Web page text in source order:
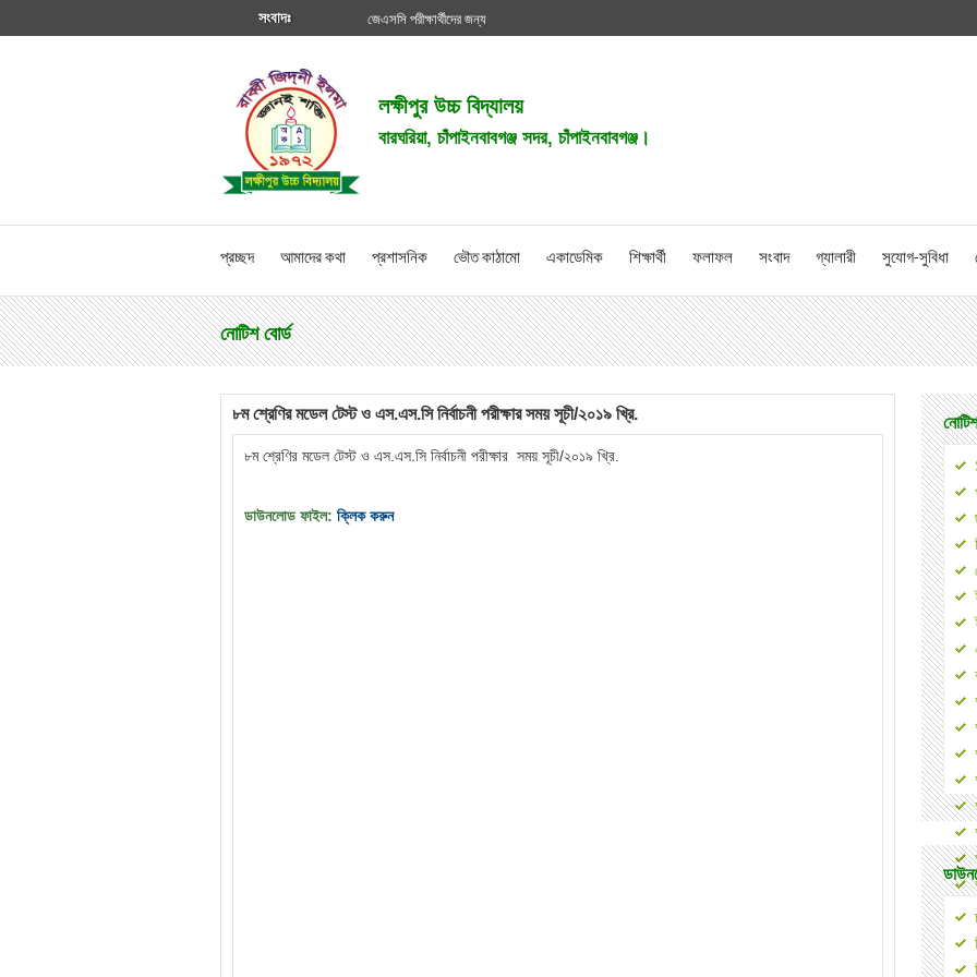
সংবাদঃ জেএসসি পরীক্ষার্থীদের জন্য
লক্ষীপুর উচ্চ বিদ্যালয়
বারঘরিয়া, চাঁপাইনবাবগঞ্জ সদর, চাঁপাইনবাবগঞ্জ।
প্রচ্ছদ আমাদের কথা প্রশাসনিক ভৌত কাঠামো একাডেমিক শিক্ষার্থী ফলাফল সংবাদ গ্যালারী সুযোগ-সুবিধা
নোটিশ বোর্ড
৮ম শ্রেণির মডেল টেস্ট ও এস.এস.সি নির্বাচনী পরীক্ষার সময় সূচী/২০১৯ খ্রি.
৮ম শ্রেণির মডেল টেস্ট ও এস.এস.সি নির্বাচনী পরীক্ষার সময় সূচী/২০১৯ খ্রি.
ডাউনলোড ফাইল: ক্লিক করুন